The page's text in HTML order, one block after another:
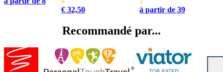
€ 32,50 à partir de 39
Recommandé par...